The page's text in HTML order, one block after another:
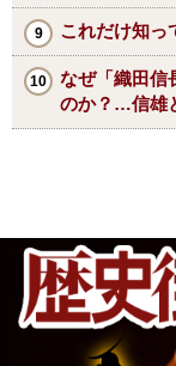
これだけ知っ
なぜ「織田信
のか？…信雄